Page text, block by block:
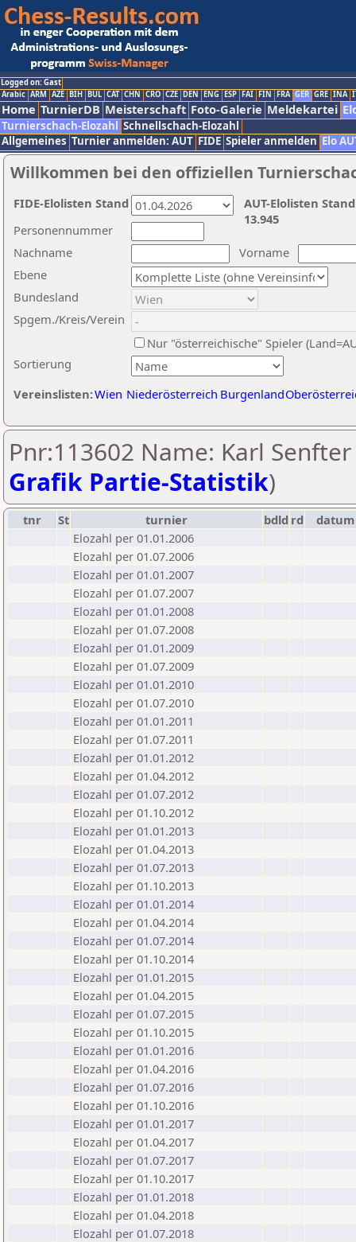
Logged on: Gast
Arabic ARM AZE BIH BUL CAT CHN CRO CZE DEN ENG ESP FAI FIN FRA GER GRE INA
Home TurnierDB Meisterschaft Foto-Galerie Meldekartei
Turnierschach-Elozahl Schnellschach-Elozahl
Allgemeines Turnier anmelden: AUT FIDE Spieler anmelden Elo
Willkommen bei den offiziellen
Nachname
Vorname
Ebene
Sortierung
Personennummer
Bundesland
Spgem./Kreis/Verein
Nur "österreichische" Spieler
Vereinslisten:Wien Niederösterreich Burgenland
AUT-Elolisten
13.945
FIDE-Elolisten Stand
Pnr:113602 Name: Karl Senfter
Grafik Partie-Statistik)
tnr St turnier bdld rd
datum
Elozahl per 01.01.2006
Elozahl per 01.07.2006
Elozahl per 01.01.2007
Elozahl per 01.07.2007
Elozahl per 01.01.2008
Elozahl per 01.07.2008
Elozahl per 01.01.2009
Elozahl per 01.07.2009
Elozahl per 01.01.2010
Elozahl per 01.07.2010
Elozahl per 01.01.2011
Elozahl per 01.07.2011
Elozahl per 01.01.2012
Elozahl per 01.04.2012
Elozahl per 01.07.2012
Elozahl per 01.10.2012
Elozahl per 01.01.2013
Elozahl per 01.04.2013
Elozahl per 01.07.2013
Elozahl per 01.10.2013
Elozahl per 01.01.2014
Elozahl per 01.04.2014
Elozahl per 01.07.2014
Elozahl per 01.10.2014
Elozahl per 01.01.2015
Elozahl per 01.04.2015
Elozahl per 01.07.2015
Elozahl per 01.10.2015
Elozahl per 01.01.2016
Elozahl per 01.04.2016
Elozahl per 01.07.2016
Elozahl per 01.10.2016
Elozahl per 01.01.2017
Elozahl per 01.04.2017
Elozahl per 01.07.2017
Elozahl per 01.10.2017
Elozahl per 01.01.2018
Elozahl per 01.04.2018
Elozahl per 01.07.2018